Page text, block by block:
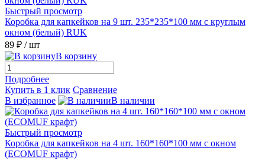
Быстрый просмотр
Коробка для капкейков на 9 шт. 235*235*100 мм с круглым
окном (белый) RUK
89 ₽ / шт
В корзину
Подробнее
Купить в 1 клик Сравнение
В избранное
В наличии
Быстрый просмотр
Коробка для капкейков на 4 шт. 160*160*100 мм с окном
(ECOMUF крафт)